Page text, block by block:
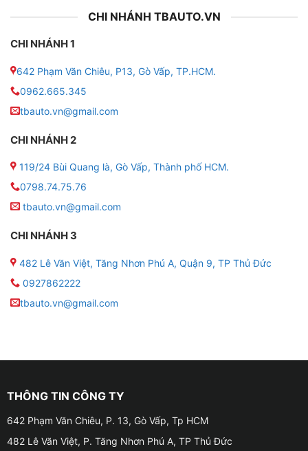
CHI NHÁNH TBAUTO.VN
CHI NHÁNH 1
642 Phạm Văn Chiêu, P13, Gò Vấp, TP.HCM.
0962.665.345
tbauto.vn@gmail.com
CHI NHÁNH 2
119/24 Bùi Quang là, Gò Vấp, Thành phố HCM.
0798.74.75.76
tbauto.vn@gmail.com
CHI NHÁNH 3
482 Lê Văn Việt, Tăng Nhơn Phú A, Quận 9, TP Thủ Đức
0927862222
tbauto.vn@gmail.com
THÔNG TIN CÔNG TY
642 Phạm Văn Chiêu, P. 13, Gò Vấp, Tp HCM
482 Lê Văn Việt, P. Tăng Nhơn Phú A, TP Thủ Đức